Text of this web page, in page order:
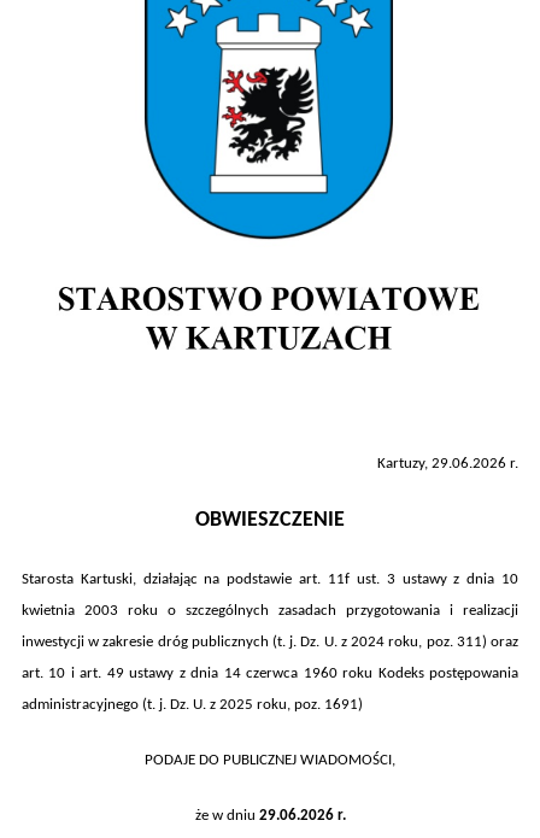
Kartuzy, 29.06.2026 r.
OBWIESZCZENIE
Starosta Kartuski, działając na podstawie art. 11f ust. 3 ustawy z dnia 10
kwietnia 2003 roku o szczególnych zasadach przygotowania i realizacji
inwestycji w zakresie dróg publicznych (t. j. Dz. U. z 2024 roku, poz. 311) oraz
art. 10 i art. 49 ustawy z dnia 14 czerwca 1960 roku Kodeks postępowania
administracyjnego (t. j. Dz. U. z 2025 roku, poz. 1691)
PODAJE DO PUBLICZNEJ WIADOMOŚCI,
że w dniu 29.06.2026r.